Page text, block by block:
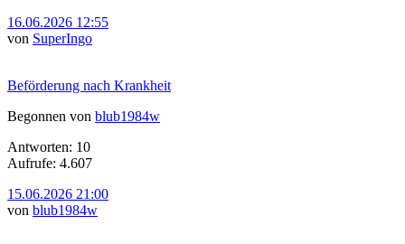
16.06.2026 12:55
von SuperIngo
Beförderung nach Krankheit
Begonnen von blub1984w
Antworten: 10
Aufrufe: 4.607
15.06.2026 21:00
von blub1984w